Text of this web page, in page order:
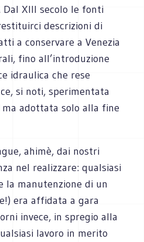
Dal XIII secolo le fonti
descrizioni di
a conservare a Venezia
fino all’introduzione
idraulica che rese
si noti, sperimentata
adottata solo alla fine
ahimè, dai nostri
nel realizzare: qualsiasi
la manutenzione di un
era affidata a gara
invece, in spregio alla
lavoro in merito